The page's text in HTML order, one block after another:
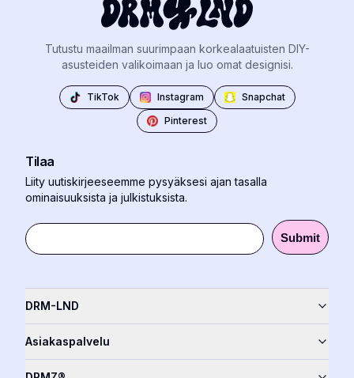
Tutustu maailman suurimpaan korkealaatuisten DIY-
asusteiden valikoimaan ja luo omat designisi.
TikTok Instagram
Snapchat
Pinterest
DRM-LND
Asiakaspalvelu
Tilaa
Liity uutiskirjeeseemme pysyäksesi ajan tasalla
ominaisuuksista ja julkistuksista.
Submit